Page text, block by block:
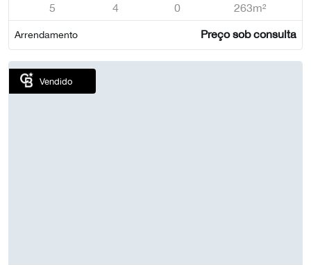
5 4 0 263m²
Arrendamento Preço sob consulta
Vendido